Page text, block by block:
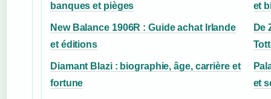
banques et pièges
et
New Balance 1906R : Guide achat Irlande
et éditions
De
Diamant Blazi : biographie, âge, carrière et
fortune
et